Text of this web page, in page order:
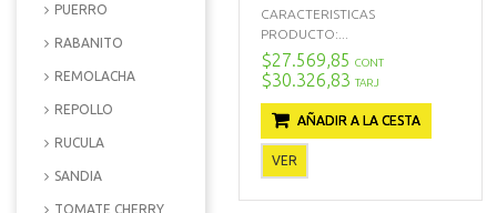
PUERRO
RABANITO
REMOLACHA
REPOLLO
RUCULA
SANDIA
TOMATE CHERRY
CARACTERISTICAS
PRODUCTO:...
$27.569,85 CONT
$30.326,83 TARJ
AÑADIR A LA CESTA
VER